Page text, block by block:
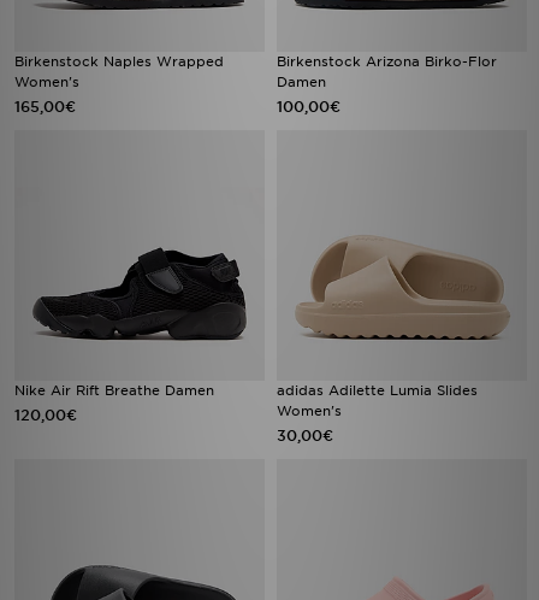
Birkenstock Naples Wrapped
Women's
165,00€
Birkenstock Arizona Birko-Flor
Damen
100,00€
Nike Air Rift Breathe Damen
120,00€
adidas Adilette Lumia Slides
Women's
30,00€